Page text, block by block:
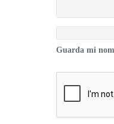
Guarda mi